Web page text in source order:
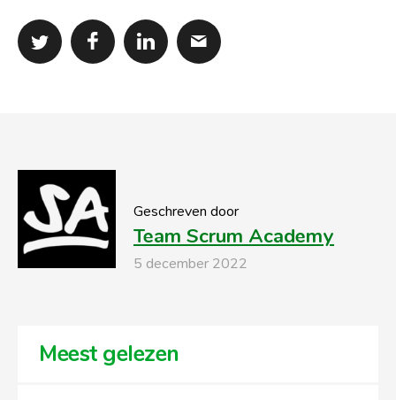
Geschreven door
Team Scrum Academy
5 december 2022
Meest gelezen